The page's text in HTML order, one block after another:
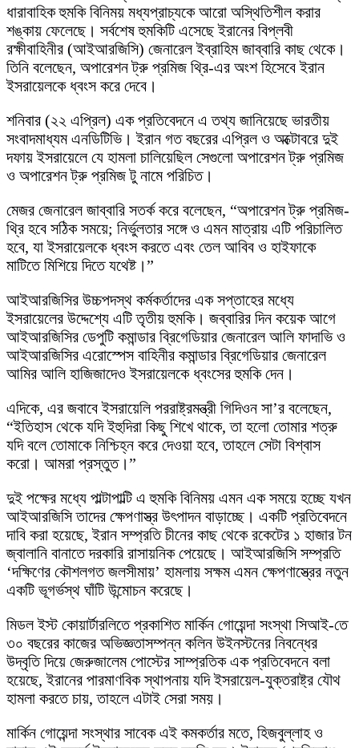
ধারাবাহিক হুমকি বিনিময় মধ্যপ্রাচ্যকে আরো অস্থিতিশীল করার
শঙ্কায় ফেলেছে। সর্বশেষ হুমকিটি এসেছে ইরানের বিপ্লবী
রক্ষীবাহিনীর (আইআরজিসি) জেনারেল ইব্রাহিম জাব্বারি কাছ থেকে।
তিনি বলেছেন, অপারেশন ট্রু প্রমিজ থ্রি-এর অংশ হিসেবে ইরান
ইসরায়েলকে ধ্বংস করে দেবে।
শনিবার (২২ এপ্রিল) এক প্রতিবেদনে এ তথ্য জানিয়েছে ভারতীয়
সংবাদমাধ্যম এনডিটিভি। ইরান গত বছরের এপ্রিল ও অক্টোবরে দুই
দফায় ইসরায়েলে যে হামলা চালিয়েছিল সেগুলো অপারেশন ট্রু প্রমিজ
ও অপারেশন ট্রু প্রমিজ টু নামে পরিচিত।
মেজর জেনারেল জাব্বারি সতর্ক করে বলেছেন, “অপারেশন ট্রু প্রমিজ-
থ্রি হবে সঠিক সময়ে; নির্ভুলতার সঙ্গে ও এমন মাত্রায় এটি পরিচালিত
হবে, যা ইসরায়েলকে ধ্বংস করতে এবং তেল আবিব ও হাইফাকে
মাটিতে মিশিয়ে দিতে যথেষ্ট।”
আইআরজিসির উচ্চপদস্থ কর্মকর্তাদের এক সপ্তাহের মধ্যে
ইসরায়েলের উদ্দেশ্যে এটি তৃতীয় হুমকি। জব্বারির দিন কয়েক আগে
আইআরজিসির ডেপুটি কমান্ডার ব্রিগেডিয়ার জেনারেল আলি ফাদাভি ও
আইআরজিসির এরোস্পেস বাহিনীর কমান্ডার ব্রিগেডিয়ার জেনারেল
আমির আলি হাজিজাদেও ইসরায়েলকে ধ্বংসের হুমকি দেন।
এদিকে, এর জবাবে ইসরায়েলি পররাষ্ট্রমন্ত্রী গিদিওন সা’র বলেছেন,
“ইতিহাস থেকে যদি ইহুদিরা কিছু শিখে থাকে, তা হলো তোমার শত্রু
যদি বলে তোমাকে নিশ্চিহ্ন করে দেওয়া হবে, তাহলে সেটা বিশ্বাস
করো। আমরা প্রস্তুত।”
দুই পক্ষের মধ্যে পাল্টাপাল্টি এ হুমকি বিনিময় এমন এক সময়ে হচ্ছে যখন
আইআরজিসি তাদের ক্ষেপণাস্ত্র উৎপাদন বাড়াচ্ছে। একটি প্রতিবেদনে
দাবি করা হয়েছে, ইরান সম্প্রতি চীনের কাছ থেকে রকেটের ১ হাজার টন
জ্বালানি বানাতে দরকারি রাসায়নিক পেয়েছে। আইআরজিসি সম্প্রতি
‘দক্ষিণের কৌশলগত জলসীমায়’ হামলায় সক্ষম এমন ক্ষেপণাস্ত্রের নতুন
একটি ভূগর্ভস্থ ঘাঁটি উন্মোচন করেছে।
মিডল ইস্ট কোয়ার্টারলিতে প্রকাশিত মার্কিন গোয়েন্দা সংস্থা সিআই-তে
৩০ বছরের কাজের অভিজ্ঞতাসম্পন্ন কলিন উইনস্টনের নিবন্ধের
উদ্বৃতি দিয়ে জেরুজালেম পোস্টের সাম্প্রতিক এক প্রতিবেদনে বলা
হয়েছে, ইরানের পারমাণবিক স্থাপনায় যদি ইসরায়েল-যুক্তরাষ্ট্র যৌথ
হামলা করতে চায়, তাহলে এটাই সেরা সময়।
মার্কিন গোয়েন্দা সংস্থার সাবেক এই কমকর্তার মতে, হিজবুল্লাহ ও